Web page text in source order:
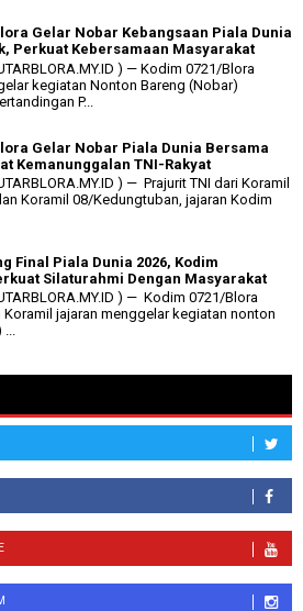
Gelar Nobar Kebangsaan Piala Dunia
Perkuat Kebersamaan Masyarakat
) — Kodim 0721/Blora
kegiatan Nonton Bareng (Nobar)
P...
Gelar Nobar Piala Dunia Bersama
Kemanunggalan TNI-Rakyat
) — Prajurit TNI dari Koramil
Koramil 08/Kedungtuban, jajaran Kodim
Final Piala Dunia 2026, Kodim
Silaturahmi Dengan Masyarakat
) — Kodim 0721/Blora
Koramil jajaran menggelar kegiatan nonton
...